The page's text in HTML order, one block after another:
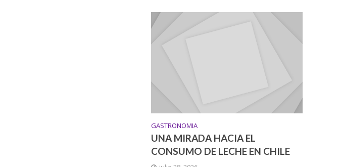
GASTRONOMIA
UNA MIRADA HACIA EL
CONSUMO DE LECHE EN CHILE